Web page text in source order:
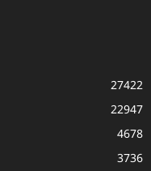
27422
22947
4678
3736